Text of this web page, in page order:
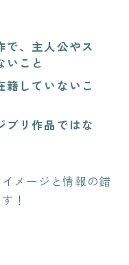
で、主人公やス
いこと
籍していないこ
ブリ作品ではな
メージと情報の錯
！